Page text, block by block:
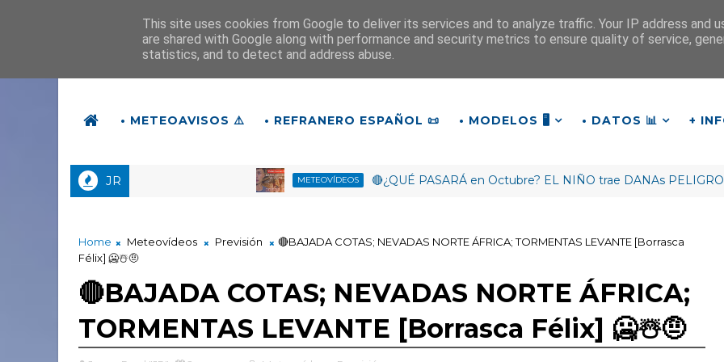
¡Buenas tardes!
• METEOAVISOS ⚠️ • REFRANERO ESPAÑOL 📜 • MODELOS 🖥️ • DATOS 📊 +
JR METEOVÍDEOS 🔴¿QUÉ PASARÁ en Octubre? EL NIÑO trae DANAs PELIGROSAS y
Home Meteovídeos Previsión
🔴BAJADA COTAS; NEVADAS NORTE ÁFRICA; TORMENTAS LEVANTE [Borrasca
Félix] 🥶☃️🤨
🔴BAJADA COTAS; NEVADAS NORTE ÁFRICA;
TORMENTAS LEVANTE [Borrasca Félix] 🥶☃️🤨
This site uses cookies from Google to deliver its services and to analyze traffic. Your IP address and
are shared with Google along with performance and security metrics to ensure quality of service,
statistics, and to detect and address abuse.